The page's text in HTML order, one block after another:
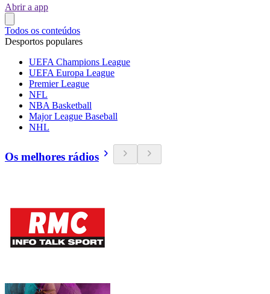
Abrir a app
Todos os conteúdos
Desportos populares
UEFA Champions League
UEFA Europa League
Premier League
NFL
NBA Basketball
Major League Baseball
NHL
Os melhores rádios